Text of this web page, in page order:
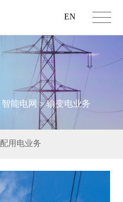
EN
智能电网 >输变电业务
配用电业务